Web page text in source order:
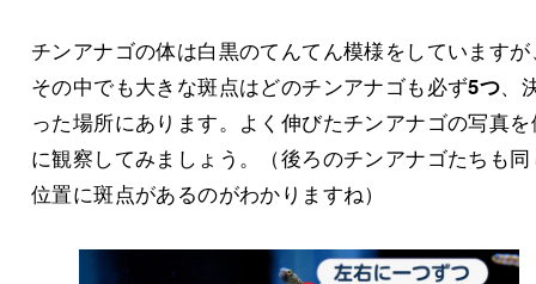
チンアナゴの体は白黒のてんてん模様をしていますが
その中でも大きな斑点はどのチンアナゴも必ず5つ、
った場所にあります。よく伸びたチンアナゴの写真を
に観察してみましょう。（後ろのチンアナゴたちも同
位置に斑点があるのがわかりますね）